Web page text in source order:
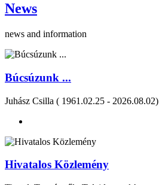
News
news and information
Búcsúzunk ...
Juhász Csilla ( 1961.02.25 - 2026.08.02)
Hivatalos Közlemény